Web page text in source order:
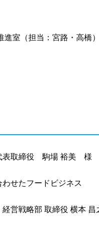
室（担当：宮路・高橋）
取締役 駒場 裕美 様
せたフードビジネス
営戦略部 取締役 横本